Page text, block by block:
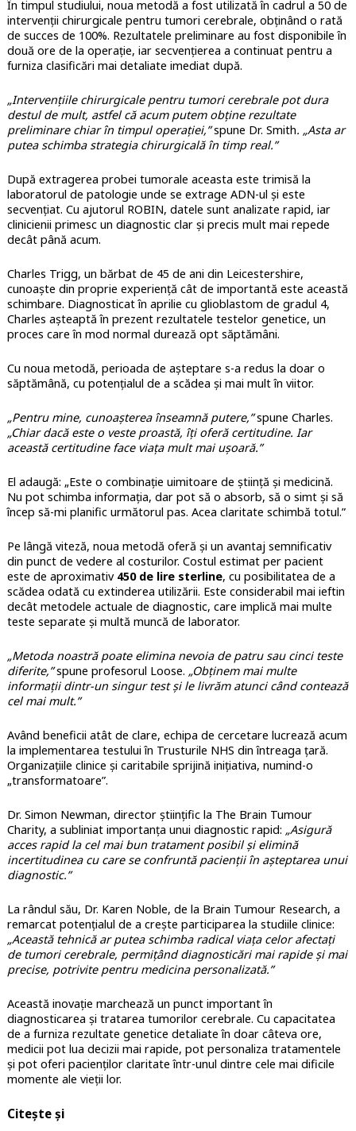
În timpul studiului, noua metodă a fost utilizată în cadrul a 50 de
intervenții chirurgicale pentru tumori cerebrale, obținând o rată
de succes de 100%. Rezultatele preliminare au fost disponibile în
două ore de la operație, iar secvențierea a continuat pentru a
furniza clasificări mai detaliate imediat după.
„Intervențiile chirurgicale pentru tumori cerebrale pot dura
destul de mult, astfel că acum putem obține rezultate
preliminare chiar în timpul operației,”spune Dr. Smith. „Asta ar
putea schimba strategia chirurgicală în timp real.”
După extragerea probei tumorale aceasta este trimisă la
laboratorul de patologie unde se extrage ADN-ul și este
secvențiat. Cu ajutorul ROBIN, datele sunt analizate rapid, iar
clinicienii primesc un diagnostic clar și precis mult mai repede
decât până acum.
Charles Trigg, un bărbat de 45 de ani din Leicestershire,
cunoaște din proprie experiență cât de importantă este această
schimbare. Diagnosticat în aprilie cu glioblastom de gradul 4,
Charles așteaptă în prezent rezultatele testelor genetice, un
proces care în mod normal durează opt săptămâni.
Cu noua metodă, perioada de așteptare s-a redus la doar o
săptămână, cu potențialul de a scădea și mai mult în viitor.
„Pentru mine, cunoașterea înseamnă putere,”spune Charles.
„Chiar dacă este o veste proastă, îți oferă certitudine. Iar
această certitudine face viața mult mai ușoară.”
El adaugă: „Este o combinație uimitoare de știință și medicină.
Nu pot schimba informația, dar pot să o absorb, să o simt și să
încep să-mi planific următorul pas. Acea claritate schimbă totul.”
Pe lângă viteză, noua metodă oferă și un avantaj semnificativ
din punct de vedere al costurilor. Costul estimat per pacient
este de aproximativ 450 de lire sterline, cu posibilitatea de a
scădea odată cu extinderea utilizării. Este considerabil mai ieftin
decât metodele actuale de diagnostic, care implică mai multe
teste separate și multă muncă de laborator.
„Metoda noastră poate elimina nevoia de patru sau cinci teste
diferite,”spune profesorul Loose. „Obținem mai multe
informații dintr-un singur test și le livrăm atunci când contează
cel mai mult.”
Având beneficii atât de clare, echipa de cercetare lucrează acum
la implementarea testului în Trusturile NHS din întreaga țară.
Organizațiile clinice și caritabile sprijină inițiativa, numind-o
„transformatoare”.
Dr. Simon Newman, director științific la The Brain Tumour
Charity, a subliniat importanța unui diagnostic rapid: „Asigură
acces rapid la cel mai bun tratament posibil și elimină
incertitudinea cu care se confruntă pacienții în așteptarea unui
diagnostic.”
La rândul său, Dr. Karen Noble, de la Brain Tumour Research, a
remarcat potențialul de a crește participarea la studiile clinice:
„Această tehnică ar putea schimba radical viața celor afectați
de tumori cerebrale, permițând diagnosticări mai rapide și mai
precise, potrivite pentru medicina personalizată.”
Această inovație marchează un punct important în
diagnosticarea și tratarea tumorilor cerebrale. Cu capacitatea
de a furniza rezultate genetice detaliate în doar câteva ore,
medicii pot lua decizii mai rapide, pot personaliza tratamentele
și pot oferi pacienților claritate într-unul dintre cele mai dificile
momente ale vieții lor.
Citește și